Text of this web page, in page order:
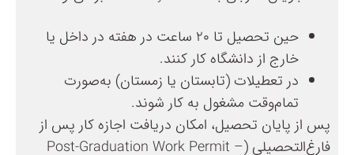
حین تحصیل تا ۲۰ ساعت در هفته در داخل یا
خارج از دانشگاه کار کنند.
در تعطیلات (تابستان یا زمستان) به‌صورت
تمام‌وقت مشغول به کار شوند.
پس از پایان تحصیل، امکان دریافت اجازه کار پس از
فارغ‌التحصیلی (Post-Graduation Work Permit –